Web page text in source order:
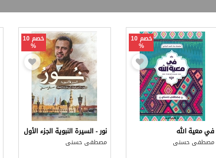
خصم 10
%
في معية الله
مصطفى حسنى
خصم 10
%
نور - السيرة النبوية الجزء الأول
مصطفى حسنى